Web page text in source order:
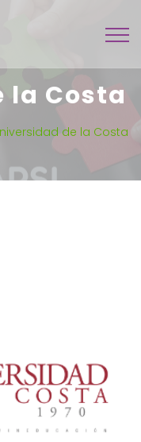
la Costa
de la Costa